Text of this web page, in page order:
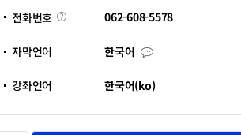
영
기
전화번호 전
화
062-608-5578
자막언어 한국어 자
막
어
강좌언어 한국어(ko)